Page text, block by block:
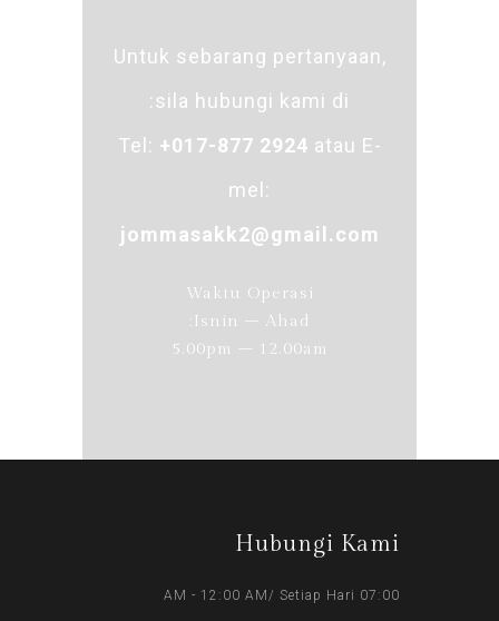
Untuk sebarang pertanyaan,
sila hubungi kami di:
Tel: +017-877 2924 atau E-
mel:
jommasakk2@gmail.com
Waktu Operasi
Isnin – Ahad:
5.00pm – 12.00am
Hubungi Kami
07:00 AM - 12:00 AM/ Setiap Hari